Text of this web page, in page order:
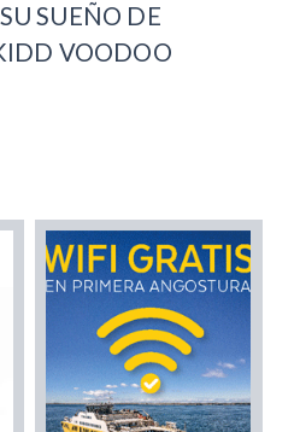
SUEÑO DE
VOODOO